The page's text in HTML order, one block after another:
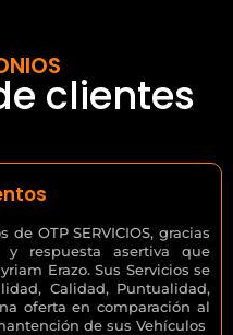
clientes
OTP SERVICIOS, gracias
respuesta asertiva que
Erazo. Sus Servicios se
Calidad, Puntualidad,
oferta en comparación al
de sus Vehículos